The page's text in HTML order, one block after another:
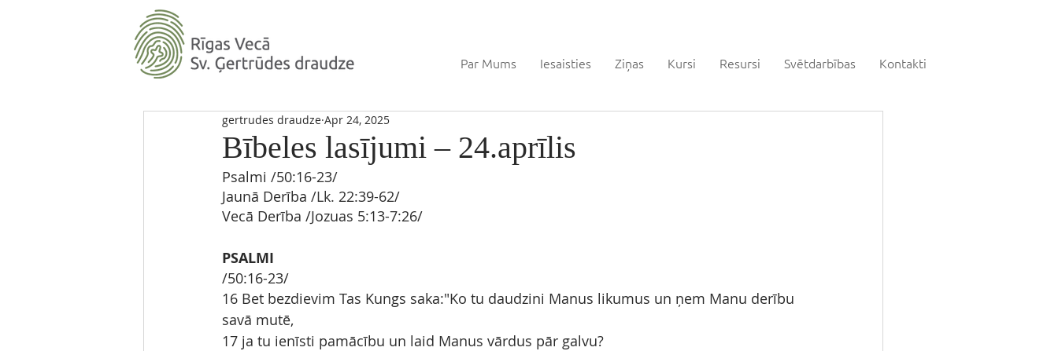
Par Mums Iesaisties Ziņas Kursi Resursi Svētdarbības Kontakti
Bībeles lasījumi – 24.aprīlis
gertrudes draudze Apr 24, 2025
Psalmi /50:16-23/
Jaunā Derība /Lk. 22:39-62/
Vecā Derība /Jozuas 5:13-7:26/
PSALMI
/50:16-23/
16 Bet bezdievim Tas Kungs saka:"Ko tu daudzini Manus likumus un ņem Manu derību
savā mutē,
17 ja tu ienīsti pamācību un laid Manus vārdus pār galvu?